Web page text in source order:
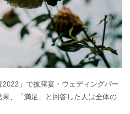
判【口コミあり】
ドウェディングの口コミ！特徴
ンペーンも紹介
ノの評判は？婚約指輪の口コミ
輪オーダーメイドについても
2022」で披露宴・ウェディングパー
、「満足」と回答した人は全体の